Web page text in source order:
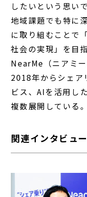
したいという思い
地域課題でも特に
に取り組むことで
社会の実現」を目
NearMe（ニアミー
2018年からシェア
ビス、AIを活用し
複数展開している。
関連インタビュー